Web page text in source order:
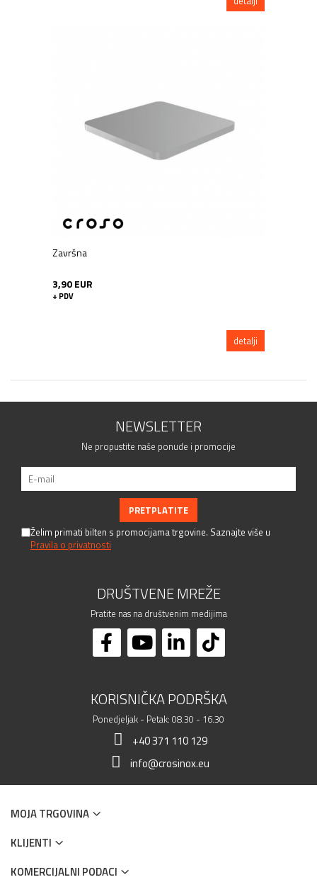
Završna
3,90 EUR
+ PDV
detalji
NEWSLETTER
Ne propustite naše ponude i promocije
Želim primati bilten s promocijama trgovine. Saznajte više u
Pravila o privatnosti
DRUŠTVENE MREŽE
Pratite nas na društvenim medijima
KORISNIČKA PODRŠKA
Ponedjeljak - Petak: 08.30 - 16.30
+40 371 110 129
info@crosinox.eu
MOJA TRGOVINA
KLIJENTI
KOMERCIJALNI PODACI